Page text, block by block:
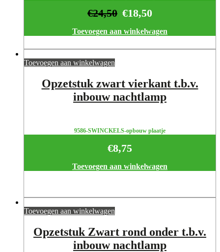
€18,50
€24,50
Toevoegen aan winkelwagen
Toevoegen aan winkelwagen
Opzetstuk zwart vierkant t.b.v.
inbouw nachtlamp
9586-SWINCKELS-opbouw plaatje
€8,75
Toevoegen aan winkelwagen
Toevoegen aan winkelwagen
Opzetstuk Zwart rond onder t.b.v.
inbouw nachtlamp